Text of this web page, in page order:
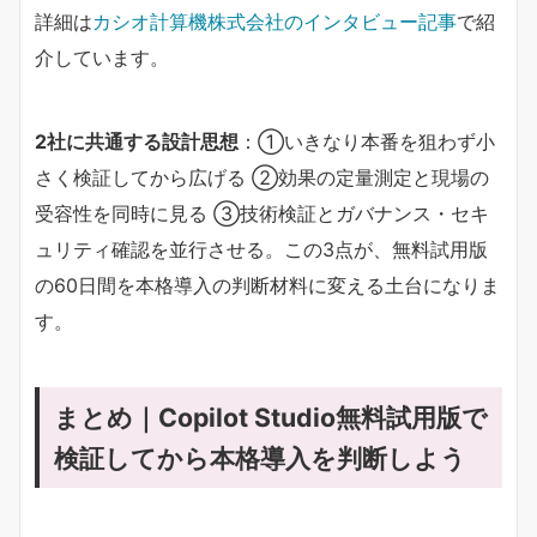
詳細はカシオ計算機株式会社のインタビュー記事で紹
介しています。
2社に共通する設計思想​ ​：①いきなり本番を狙わず小
さく検証してから広げる ②効果の定量測定と現場の
受容性を同時に見る ③技術検証とガバナンス・セキ
ュリティ確認を並行させる。この3点が、無料試用版
の60日間を本格導入の判断材料に変える土台になりま
す。
まとめ｜Copilot Studio無料試用版で
検証してから本格導入を判断しよう